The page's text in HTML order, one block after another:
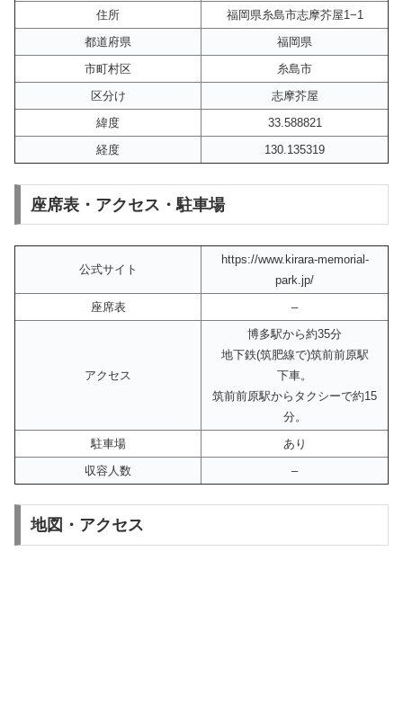
住所
福岡県糸島市志摩芥屋1−1
都道府県
福岡県
市町村区
糸島市
区分け
志摩芥屋
緯度
33.588821
経度
130.135319
座席表・アクセス・駐車場
公式サイト
https://www.kirara-memorial-
park.jp/
座席表
–
アクセス
博多駅から約35分
地下鉄(筑肥線で)筑前前原駅
下車。
筑前前原駅からタクシーで約15
分。
駐車場
あり
収容人数
–
地図・アクセス